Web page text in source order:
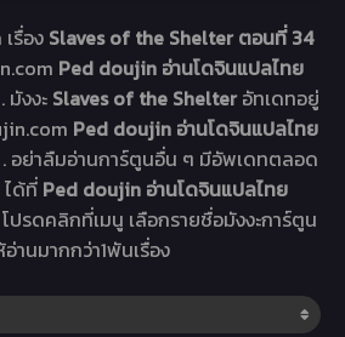
รื่อง Slaves of the Shelter ตอนที่ 34
Ped doujin อ่านโดจินแปลไทย
. มังงะ Slaves of the Shelter อัทเดทอยู่
Ped doujin อ่านโดจินแปลไทย
. อย่าลืมอ่านการ์ตูนอื่น ๆ มีอัพเดทตลอด
ได้ที่ Ped doujin อ่านโดจินแปลไทย
โปรดคลิกที่เมนู เลือกรายชื่อมังงะการ์ตูน
อ่านมากกว่า1พันเรื่อง